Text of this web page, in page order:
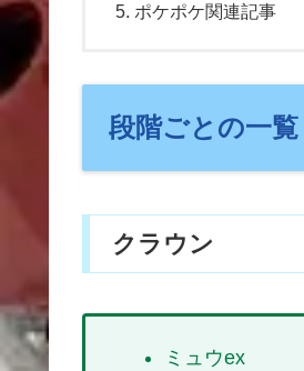
ポケポケ関連記事
段階ごとの一覧
クラウン
ミュウex